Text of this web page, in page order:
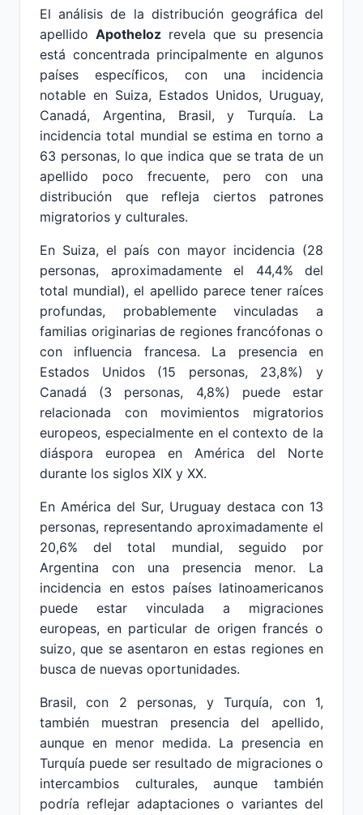
El análisis de la distribución geográfica del
apellido Apotheloz revela que su presencia
está concentrada principalmente en algunos
países específicos, con una incidencia
notable en Suiza, Estados Unidos, Uruguay,
Canadá, Argentina, Brasil, y Turquía. La
incidencia total mundial se estima en torno a
63 personas, lo que indica que se trata de un
apellido poco frecuente, pero con una
distribución que refleja ciertos patrones
migratorios y culturales.
En Suiza, el país con mayor incidencia (28
personas, aproximadamente el 44,4% del
total mundial), el apellido parece tener raíces
profundas, probablemente vinculadas a
familias originarias de regiones francófonas o
con influencia francesa. La presencia en
Estados Unidos (15 personas, 23,8%) y
Canadá (3 personas, 4,8%) puede estar
relacionada con movimientos migratorios
europeos, especialmente en el contexto de la
diáspora europea en América del Norte
durante los siglos XIX y XX.
En América del Sur, Uruguay destaca con 13
personas, representando aproximadamente el
20,6% del total mundial, seguido por
Argentina con una presencia menor. La
incidencia en estos países latinoamericanos
puede estar vinculada a migraciones
europeas, en particular de origen francés o
suizo, que se asentaron en estas regiones en
busca de nuevas oportunidades.
Brasil, con 2 personas, y Turquía, con 1,
también muestran presencia del apellido,
aunque en menor medida. La presencia en
Turquía puede ser resultado de migraciones o
intercambios culturales, aunque también
podría reflejar adaptaciones o variantes del